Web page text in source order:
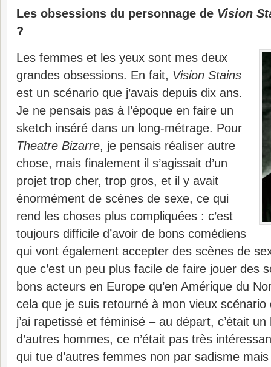
Les obsessions du personnage de Vision
?
Les femmes et les yeux sont mes deux
grandes obsessions. En fait, Vision Stains
est un scénario que j’avais depuis dix ans.
Je ne pensais pas à l’époque en faire un
sketch inséré dans un long-métrage. Pour
Theatre Bizarre, je pensais réaliser autre
chose, mais finalement il s’agissait d’un
projet trop cher, trop gros, et il y avait
énormément de scènes de sexe, ce qui
rend les choses plus compliquées : c’est
toujours difficile d’avoir de bons comédiens
qui vont également accepter des scènes de
que c’est un peu plus facile de faire jouer des
bons acteurs en Europe qu’en Amérique du
cela que je suis retourné à mon vieux
j’ai rapetissé et féminisé – au départ, c’était
d’autres hommes, ce n’était pas très
qui tue d’autres femmes non par sadisme